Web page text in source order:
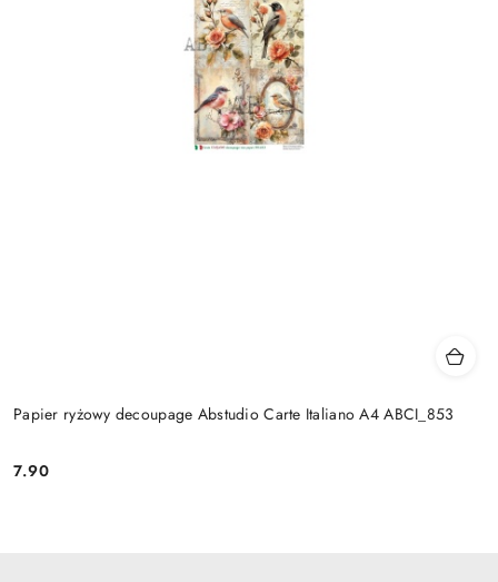
Papier ryżowy decoupage Abstudio Carte Italiano A4 ABCI_853
Cena:
7.90